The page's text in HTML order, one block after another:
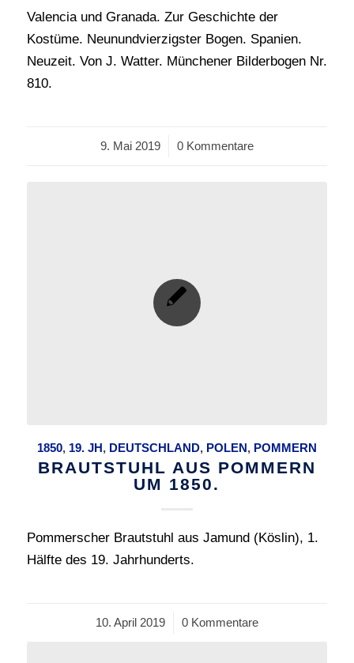
Valencia und Granada. Zur Geschichte der
Kostüme. Neunundvierzigster Bogen. Spanien.
Neuzeit. Von J. Watter. Münchener Bilderbogen Nr.
810.
9. Mai 2019
/ 0 Kommentare
1850, 19. JH, DEUTSCHLAND, POLEN, POMMERN
BRAUTSTUHL AUS POMMERN
UM 1850.
Pommerscher Brautstuhl aus Jamund (Köslin), 1.
Hälfte des 19. Jahrhunderts.
10. April 2019
/ 0 Kommentare